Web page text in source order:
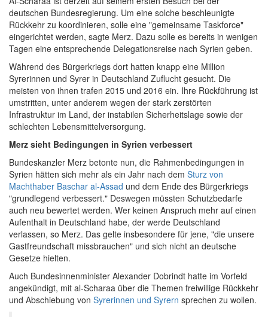
deutschen Bundesregierung. Um eine solche beschleunigte
Rückkehr zu koordinieren, solle eine "gemeinsame Taskforce"
eingerichtet werden, sagte Merz. Dazu solle es bereits in wenigen
Tagen eine entsprechende Delegationsreise nach Syrien geben.
Während des Bürgerkriegs dort hatten knapp eine Million
Syrerinnen und Syrer in Deutschland Zuflucht gesucht. Die
meisten von ihnen trafen 2015 und 2016 ein. Ihre Rückführung ist
umstritten, unter anderem wegen der stark zerstörten
Infrastruktur im Land, der instabilen Sicherheitslage sowie der
schlechten Lebensmittelversorgung.
Merz sieht Bedingungen in Syrien verbessert
Bundeskanzler Merz betonte nun, die Rahmenbedingungen in
Syrien hätten sich mehr als ein Jahr nach dem Sturz von
Machthaber Baschar al-Assad und dem Ende des Bürgerkriegs
"grundlegend verbessert." Deswegen müssten Schutzbedarfe
auch neu bewertet werden. Wer keinen Anspruch mehr auf einen
Aufenthalt in Deutschland habe, der werde Deutschland
verlassen, so Merz. Das gelte insbesondere für jene, "die unsere
Gastfreundschaft missbrauchen" und sich nicht an deutsche
Gesetze hielten.
Auch Bundesinnenminister Alexander Dobrindt hatte im Vorfeld
angekündigt, mit al-Scharaa über die Themen freiwillige Rückkehr
und Abschiebung von Syrerinnen und Syrern sprechen zu wollen.